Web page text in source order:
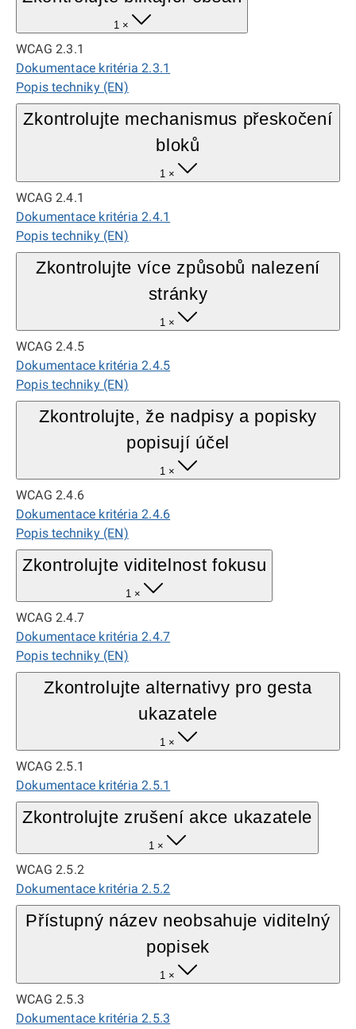
1 ×
WCAG 2.3.1
Dokumentace kritéria 2.3.1
Popis techniky (EN)
Zkontrolujte mechanismus přeskočení
bloků
1 ×
WCAG 2.4.1
Dokumentace kritéria 2.4.1
Popis techniky (EN)
Zkontrolujte více způsobů nalezení
stránky
1 ×
WCAG 2.4.5
Dokumentace kritéria 2.4.5
Popis techniky (EN)
Zkontrolujte, že nadpisy a popisky
popisují účel
1 ×
WCAG 2.4.6
Dokumentace kritéria 2.4.6
Popis techniky (EN)
Zkontrolujte viditelnost fokusu
1 ×
WCAG 2.4.7
Dokumentace kritéria 2.4.7
Popis techniky (EN)
Zkontrolujte alternativy pro gesta
ukazatele
1 ×
WCAG 2.5.1
Dokumentace kritéria 2.5.1
Zkontrolujte zrušení akce ukazatele
1 ×
WCAG 2.5.2
Dokumentace kritéria 2.5.2
Přístupný název neobsahuje viditelný
popisek
1 ×
WCAG 2.5.3
Dokumentace kritéria 2.5.3